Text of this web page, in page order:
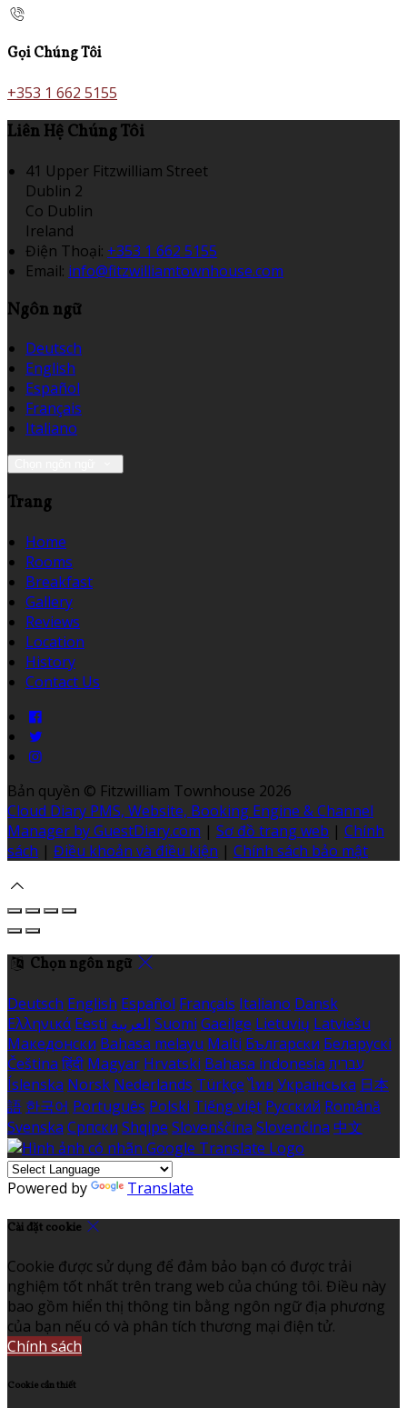
Gọi Chúng Tôi
+353 1 662 5155
Liên Hệ Chúng Tôi
41 Upper Fitzwilliam Street
Dublin 2
Co Dublin
Ireland
Điện Thoại: +353 1 662 5155
Email: info@fitzwilliamtownhouse.com
Ngôn ngữ
Deutsch
English
Español
Français
Italiano
Trang
Home
Rooms
Breakfast
Gallery
Reviews
Location
History
Contact Us
Bản quyền © Fitzwilliam Townhouse 2026
Cloud Diary PMS, Website, Booking Engine & Channel
Manager by GuestDiary.com | Sơ đồ trang web | Chính
sách | Điều khoản và điều kiện | Chính sách bảo mật
Chọn ngôn ngữ
Deutsch English Español Français Italiano Dansk
Ελληνικά Eesti العربية Suomi Gaeilge Lietuvių Latviešu
Македонски Bahasa melayu Malti Български Беларускі
Čeština हिंदी Magyar Hrvatski Bahasa indonesia עברית
Íslenska Norsk Nederlands Türkçe ไทย Українська 日本
語 한국어 Português Polski Tiếng việt Русский Română
Svenska Српски Shqipe Slovenščina Slovenčina 中文
Powered by Translate
Cài đặt cookie
Cookie được sử dụng để đảm bảo bạn có được trải
nghiệm tốt nhất trên trang web của chúng tôi. Điều này
bao gồm hiển thị thông tin bằng ngôn ngữ địa phương
của bạn nếu có và phân tích thương mại điện tử.
Chính sách
Cookie cần thiết